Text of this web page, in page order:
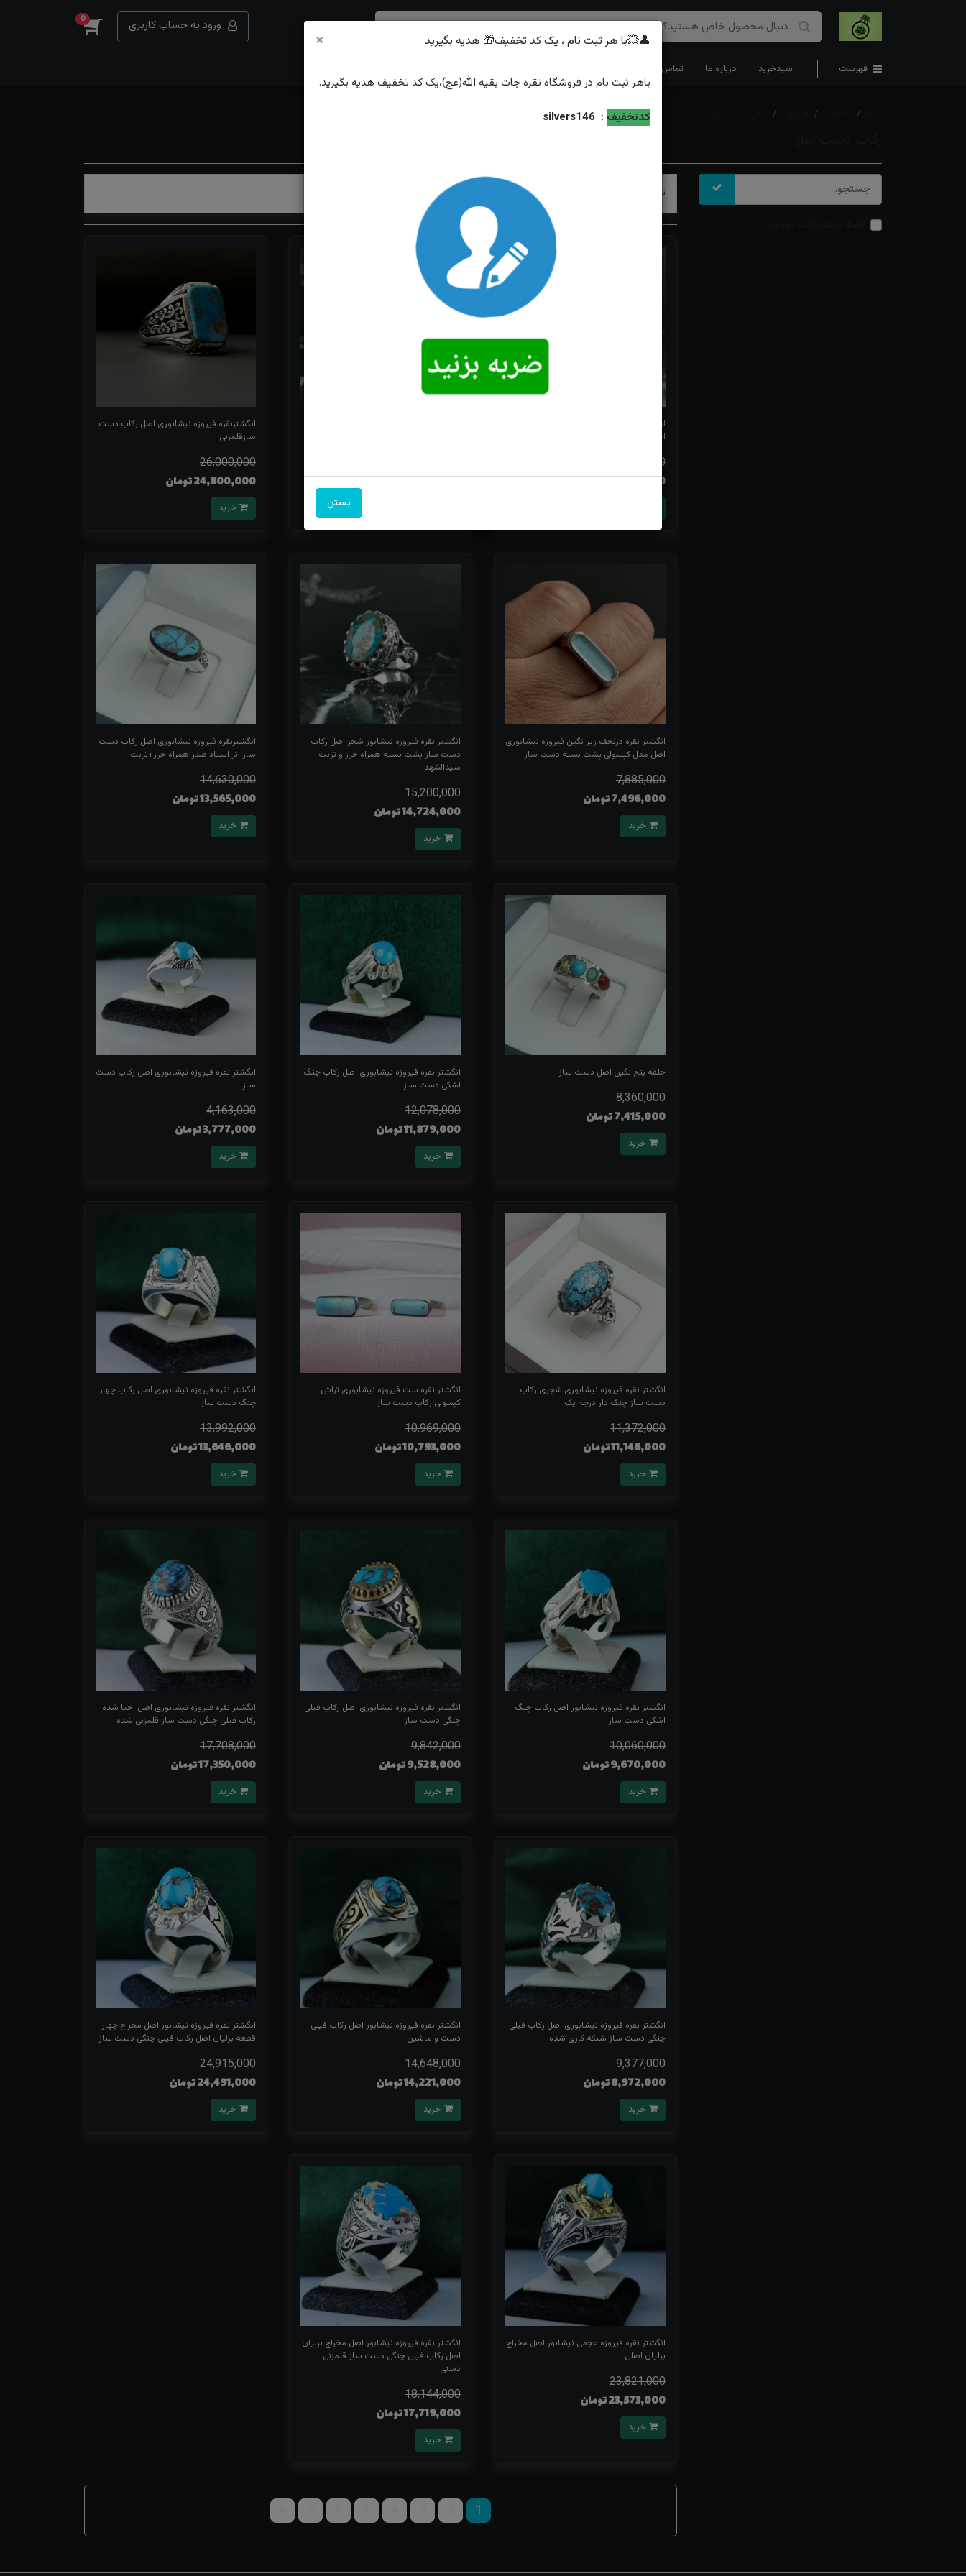
ورود به حساب کاربری 0
فهرست سبدخرید درباره ما تماس با ما
ترتیب نمایش: محبوب‌ترین
انگشتر نقره فیروزه نیشابوری درجه یک
احیاشده شجر عنکبوتی رکاب دستساز
17,000,000
15,980,000 تومان
13,475,000 تومان
انگشترنقره فیروزه نیشابوری اصل رکاب دست
سازقلمزنی
26,000,000
24,800,000 تومان
خرید
انگشتر نقره درنجف زیر نگین فیروزه نیشابوری
اصل مدل کپسولی پشت بسته دست ساز
7,885,000
7,496,000 تومان
انگشتر نقره فیروزه نیشابور شجر اصل رکاب
دست ساز پشت بسته همراه حرز و تربت
سیدالشهدا
15,200,000
14,724,000 تومان
خرید
انگشترنقره فیروزه نیشابوری اصل رکاب دست
ساز اثر استاد صدر همراه حرز+تربت
14,630,000
13,565,000 تومان
خرید
حلقه پنج نگین اصل دست ساز
8,360,000
7,415,000 تومان
انگشتر نقره فیروزه نیشابوری اصل رکاب چنگ
اشکی دست ساز
12,078,000
11,879,000 تومان
خرید
انگشتر نقره فیروزه نیشابوری اصل رکاب دست
ساز
4,163,000
3,777,000 تومان
خرید
انگشتر نقره فیروزه نیشابوری شجری رکاب
دست ساز چنگ دار درجه یک
11,372,000
11,146,000 تومان
انگشتر نقره ست فیروزه نیشابوری تراش
کپسولی رکاب دست ساز
10,969,000
10,793,000 تومان
خرید
انگشتر نقره فیروزه نیشابوری اصل رکاب چهار
چنگ دست ساز
13,992,000
13,646,000 تومان
خرید
انگشتر نقره فیروزه نیشابور اصل رکاب چنگ
اشکی دست ساز
10,060,000
9,670,000 تومان
انگشتر نقره فیروزه نیشابوری اصل رکاب فیلی
چنگی دست ساز
9,842,000
9,528,000 تومان
خرید
انگشتر نقره فیروزه نیشابوری اصل احیا شده
رکاب فیلی چنگی دست ساز قلمزنی شده
17,708,000
17,350,000 تومان
خرید
انگشتر نقره فیروزه نیشابوری اصل رکاب فیلی
چنگی دست ساز شبکه کاری شده
9,377,000
8,972,000 تومان
انگشتر نقره فیروزه نیشابور اصل رکاب فیلی
دست و ماشین
14,648,000
14,221,000 تومان
خرید
انگشتر نقره فیروزه نیشابور اصل مخراج چهار
قطعه برلیان اصل رکاب فیلی چنگی دست ساز
24,915,000
24,491,000 تومان
خرید
انگشتر نقره فیروزه عجمی نیشابور اصل مخراج
برلیان اصلی
23,821,000
23,573,000 تومان
انگشتر نقره فیروزه نیشابور اصل مخراج برلیان
اصل رکاب فیلی چنگی دست ساز قلمزنی
دستی
18,144,000
17,719,000 تومان
خرید
1
👤💥با هر ثبت نام ، یک کد تخفیف🎁 هدیه بگیرید ×
باهر ثبت نام در فروشگاه نقره جات بقیه الله(عج)،یک کد تخفیف هدیه بگیرید.
کدتخفیف :
silvers146
بستن